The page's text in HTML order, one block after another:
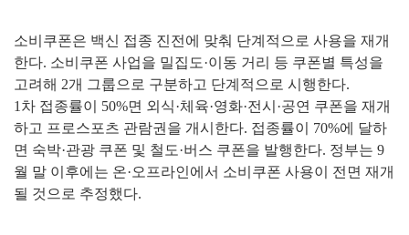
소비쿠폰은 백신 접종 진전에 맞춰 단계적으로 사용을 재개
한다. 소비쿠폰 사업을 밀집도·이동 거리 등 쿠폰별 특성을
고려해 2개 그룹으로 구분하고 단계적으로 시행한다.
1차 접종률이 50%면 외식·체육·영화·전시·공연 쿠폰을 재개
하고 프로스포츠 관람권을 개시한다. 접종률이 70%에 달하
면 숙박·관광 쿠폰 및 철도·버스 쿠폰을 발행한다. 정부는 9
월 말 이후에는 온·오프라인에서 소비쿠폰 사용이 전면 재개
될 것으로 추정했다.